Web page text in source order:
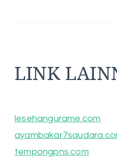
LINK
lesehangurame.com
tempongpns.com